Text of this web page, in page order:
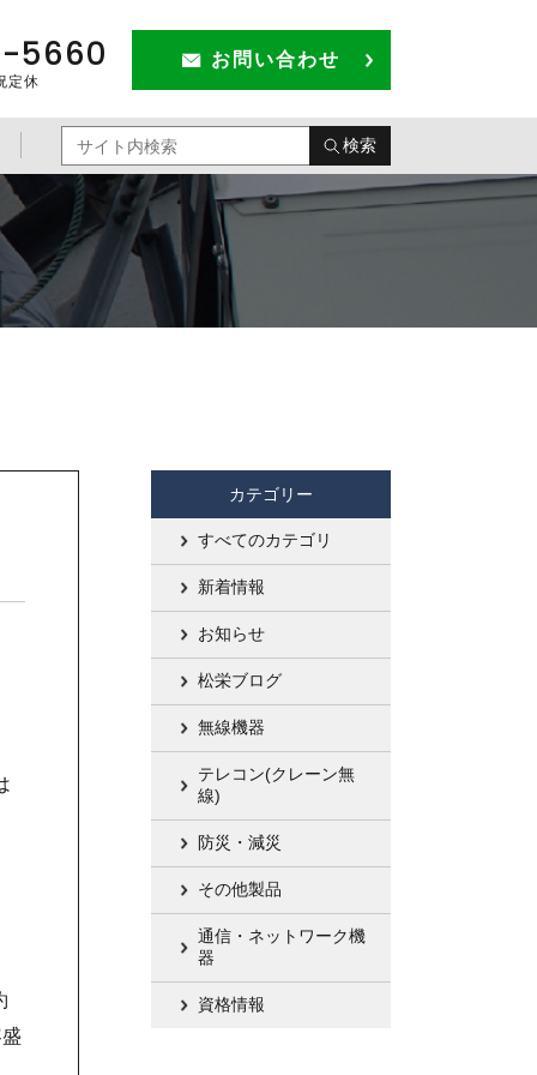
5660
定休
お問い合わせ
検索
カテゴリー
すべてのカテゴリ
新着情報
お知らせ
松栄ブログ
無線機器
テレコン(クレーン無
線)
防災・減災
その他製品
通信・ネットワーク機
器
資格情報